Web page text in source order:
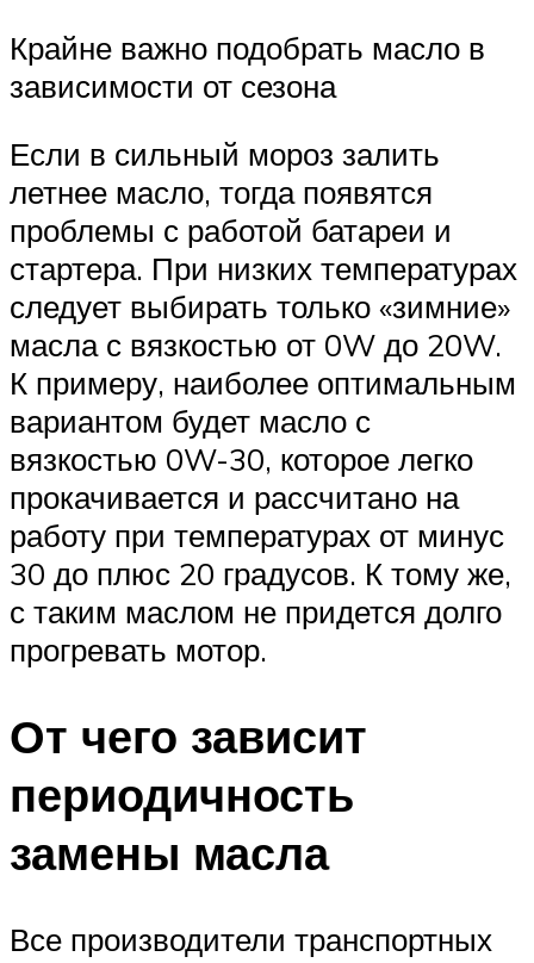
Крайне важно подобрать масло в
зависимости от сезона
Если в сильный мороз залить
летнее масло, тогда появятся
проблемы с работой батареи и
стартера. При низких температурах
следует выбирать только «зимние»
масла с вязкостью от 0W до 20W.
К примеру, наиболее оптимальным
вариантом будет масло с
вязкостью 0W-30, которое легко
прокачивается и рассчитано на
работу при температурах от минус
30 до плюс 20 градусов. К тому же,
с таким маслом не придется долго
прогревать мотор.
От чего зависит
периодичность
замены масла
Все производители транспортных